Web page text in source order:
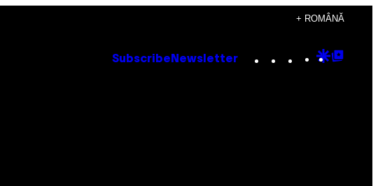
+ ROMÂNĂ
Subscribe Newsletter Instagram
TikTok
YouTube
Google